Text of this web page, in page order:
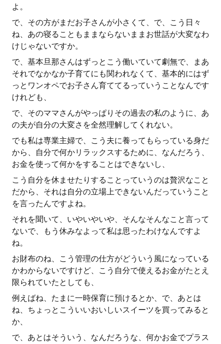
よ。
で、その方がまだお子さんが小さくて、で、こう日々
ね、あの寝ることもままならないままお世話が大変なわ
けじゃないですか。
で、基本旦那さんはずっとこう働いていて劇無で、まあ
それでなかなか子育てにも関われなくて、基本的にはず
っとワンオペでお子さん育ててるっていうことなんです
けれども、
で、そのママさんがやっぱりその過去の私のように、あ
の夫が自分の大変さを全然理解してくれない。
でも私は専業主婦で、こう夫に養ってもらっている身だ
から、自分で何かリラックスするために、なんだろう、
お金を使って何かをすることはできないし、
こう自分を休ませたりすることっていうのは贅沢なこと
だから、それは自分の立場上できないんだっていうこと
を言ったんですよね。
それを聞いて、いやいやいや、そんなそんなこと言って
ないで、もう休みなよって私は思ったわけなんですよ
ね。
お財布のね、こう管理の仕方がどういう風になっている
かわからないですけど、こう自分で使えるお金がたとえ
限られていたとしても、
例えばね、たまに一時保育に預けるとか、で、あとは
ね、ちょっとこういいおいしいスイーツを買ってみると
か、
で、あとはそういう、なんだろうな、何かお金でプラス